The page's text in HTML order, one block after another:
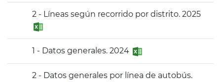
2 - Líneas según recorrido por distrito. 2025
1 - Datos generales. 2024
2 - Datos generales por línea de autobús.